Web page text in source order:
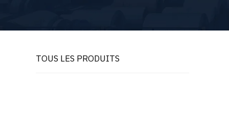
TOUS LES PRODUITS